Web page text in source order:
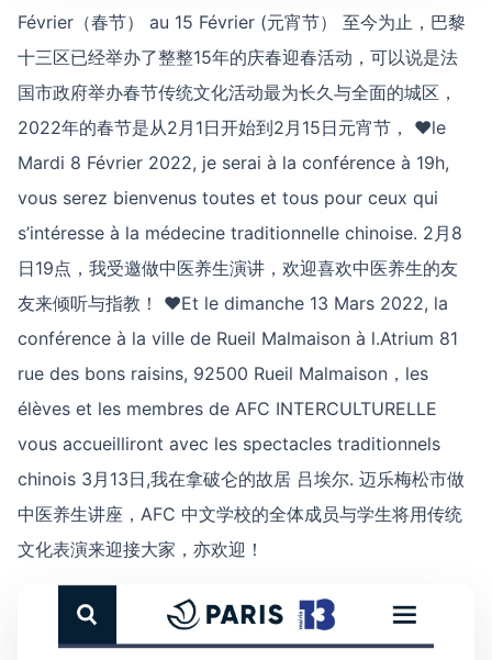
Février（春节） au 15 Février (元宵节） 至今为止，巴黎
十三区已经举办了整整15年的庆春迎春活动，可以说是法
国市政府举办春节传统文化活动最为长久与全面的城区，
2022年的春节是从2月1日开始到2月15日元宵节， ♥le
Mardi 8 Février 2022, je serai à la conférence à 19h,
vous serez bienvenus toutes et tous pour ceux qui
s’intéresse à la médecine traditionnelle chinoise. 2月8
日19点，我受邀做中医养生演讲，欢迎喜欢中医养生的友
友来倾听与指教！ ♥Et le dimanche 13 Mars 2022, la
conférence à la ville de Rueil Malmaison à l.Atrium 81
rue des bons raisins, 92500 Rueil Malmaison，les
élèves et les membres de AFC INTERCULTURELLE
vous accueilliront avec les spectacles traditionnels
chinois 3月13日,我在拿破仑的故居 吕埃尔. 迈乐梅松市做
中医养生讲座，AFC 中文学校的全体成员与学生将用传统
文化表演来迎接大家，亦欢迎！